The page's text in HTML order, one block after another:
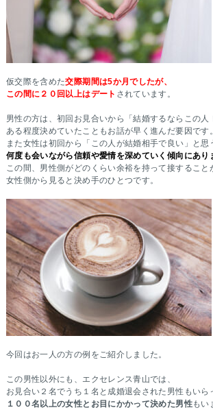
仮交際を含めた交際期間は5か月でしたが、
この間に２０回以上はデート されています。
男性の方は、初回お見合いから「結婚するならこの人
ある程度決めていたこともお話が早く進んだ要因です。
また女性は初回から「この人が結婚相手で良い」と思
何度も会いながら信頼や愛情を深めていく傾向にあり
この間、男性側がどのくらい余裕を持って接すること
女性側から見ると決め手のひとつです。
今回はお一人の方の例をご紹介しました。
この男性以外にも、エクセレンス青山では、
お見合い２名でうち１名と成婚退会された男性もいら
１００名以上の女性とお目にかかって決めた男性もい